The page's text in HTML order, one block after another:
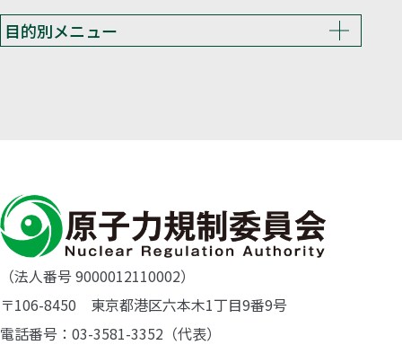
目的別メニュー
（法人番号 9000012110002）
〒106-8450 東京都港区六本木1丁目9番9号
電話番号：03-3581-3352（代表）